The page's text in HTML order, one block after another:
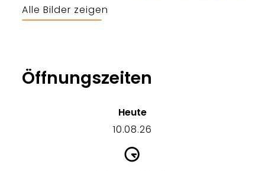
Alle Bilder zeigen
Öffnungszeiten
Heute
10.08.26